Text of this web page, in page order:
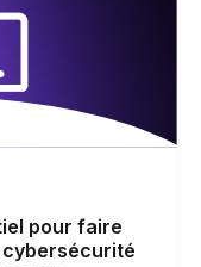
pour faire